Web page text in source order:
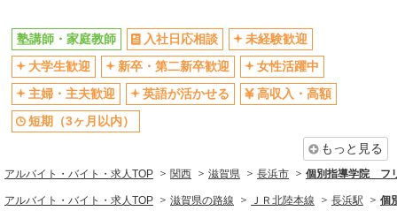
同じ特徴から求人を探す
未経験歓迎
大学生歓迎
英語が活かせる
短期（3ヶ月以内）
週1日勤務OK
塾講師・家庭教師 入社日応相談
未経験歓迎
大学生歓迎
新卒・第二新卒歓迎
女性活躍中
主婦・主夫歓迎
英語が活かせる
高収入・高額
短期（3ヶ月以内）
もっと見る
アルバイト・バイト・求人TOP 関西 滋賀県 長浜市 個別指導学院 フ
アルバイト・バイト・求人TOP 滋賀県の路線 ＪＲ北陸本線 長浜駅 個